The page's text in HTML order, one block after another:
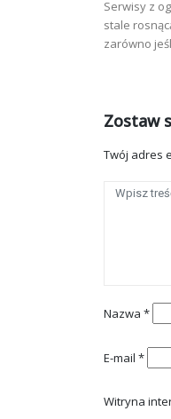
Serwisy z
stale
zarówno
Zostaw
Twój adres
Nazwa *
E-mail *
Witryna